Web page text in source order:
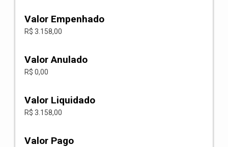
Valor Empenhado
R$ 3.158,00
Valor Anulado
R$ 0,00
Valor Liquidado
R$ 3.158,00
Valor Pago